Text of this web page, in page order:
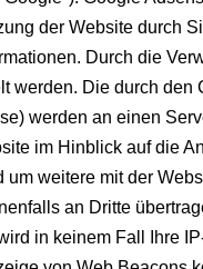
der Website durch
Durch die
werden. Die durch den
werden an einen
im Hinblick auf die
weitere mit der
an Dritte
in keinem Fall Ihre